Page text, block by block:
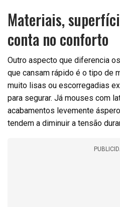
Materiais,
conta no conforto
Outro aspecto que diferencia
que cansam rápido é o tipo de
muito lisas ou escorregadias
para segurar. Já mouses com
acabamentos levemente
tendem a diminuir a tensão